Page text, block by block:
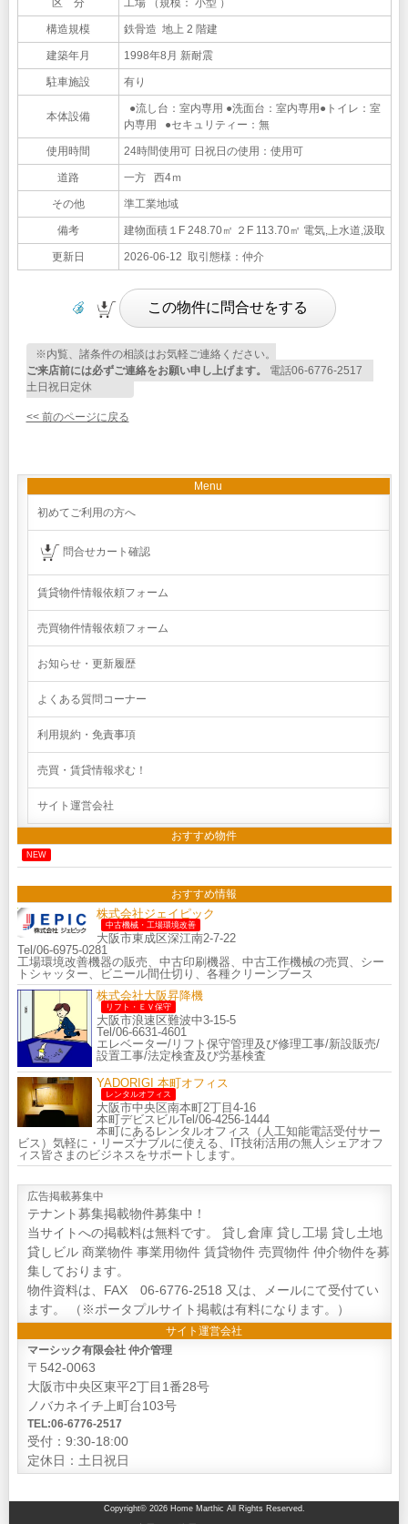
区 分 工場 （規模： 小型 ）
構造規模 鉄骨造 地上 2 階建
建築年月 1998年8月 新耐震
駐車施設 有り
本体設備
●流し台：室内専用 ●洗面台：室内専用●トイレ：室
内専用 ●セキュリティー：無
使用時間 24時間使用可 日祝日の使用：使用可
道路 一方 西4ｍ
その他 準工業地域
備考 建物面積１F 248.70㎡ ２F 113.70㎡ 電気,上水道,汲取
更新日 2026-06-12 取引態様：仲介
※内覧、諸条件の相談はお気軽ご連絡ください。
ご来店前には必ずご連絡をお願い申し上げます。
電話06-6776-2517
土日祝日定休
<< 前のページに戻る
Menu
初めてご利用の方へ
問合せカート確認
賃貸物件情報依頼フォーム
売買物件情報依頼フォーム
お知らせ・更新履歴
よくある質問コーナー
利用規約・免責事項
売買・賃貸情報求む！
サイト運営会社
おすすめ物件
NEW
おすすめ情報
株式会社ジェイピック
中古機械・工場環境改善
大阪市東成区深江南2-7-22
Tel/06-6975-0281
工場環境改善機器の販売、中古印刷機器、中古工作機械の売買、シー
トシャッター、ビニール間仕切り、各種クリーンブース
株式会社大阪昇降機
リフト・ＥＶ保守
大阪市浪速区難波中3-15-5
Tel/06-6631-4601
エレベーター/リフト保守管理及び修理工事/新設販売/
設置工事/法定検査及び労基検査
YADORIGI 本町オフィス
レンタルオフィス
大阪市中央区南本町2丁目4-16
本町デビスビルTel/06-4256-1444
本町にあるレンタルオフィス（人工知能電話受付サー
ビス）気軽に・リーズナブルに使える、IT技術活用の無人シェアオフ
ィス皆さまのビジネスをサポートします。
広告掲載募集中
テナント募集掲載物件募集中！
当サイトへの掲載料は無料です。 貸し倉庫 貸し工場 貸し土地
貸しビル 商業物件 事業用物件 賃貸物件 売買物件 仲介物件を募
集しております。
物件資料は、FAX 06-6776-2518 又は、メールにて受付てい
ます。 （※ポータプルサイト掲載は有料になります。）
サイト運営会社
マーシック有限会社 仲介管理
〒542-0063
大阪市中央区東平2丁目1番28号
ノバカネイチ上町台103号
TEL:06-6776-2517
受付：9:30-18:00
定休日：土日祝日
Copyright© 2026 Home Marthic All Rights Reserved.